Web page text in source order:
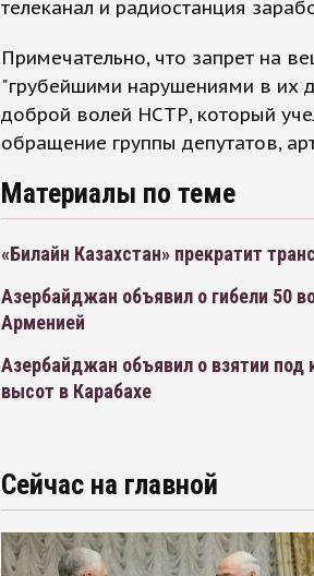
телеканал и радиостанция
Примечательно, что запрет на
"грубейшими нарушениями в их
доброй волей НСТР, который
обращение группы депутатов,
Материалы по теме
«Билайн Казахстан» прекратит
Азербайджан объявил о гибели 50
Арменией
Азербайджан объявил о взятии
высот в Карабахе
Сейчас на главной